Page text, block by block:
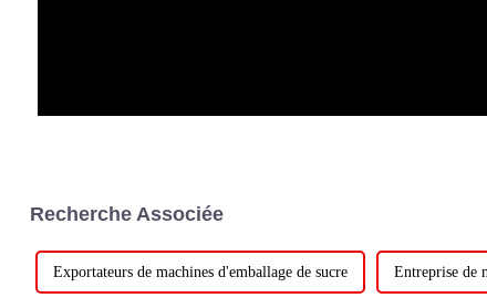
Recherche Associée
Exportateurs de machines d'emballage de sucre Entreprise de